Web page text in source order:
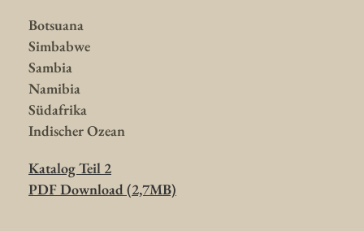
Botsuana
Simbabwe
Sambia
Namibia
Südafrika
Indischer Ozean
Katalog Teil 2
PDF Download (2,7MB)